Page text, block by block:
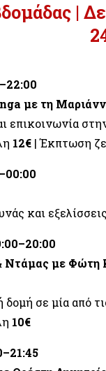
|
με τη
επικοινωνία
12€| Έκπτωση
και
Ντάμας με Φώτη
δομή σε μία από
10€